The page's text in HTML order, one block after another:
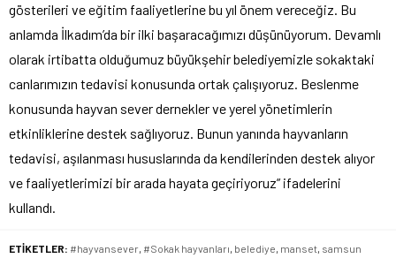
gösterileri ve eğitim faaliyetlerine bu yıl önem vereceğiz. Bu
anlamda İlkadım’da bir ilki başaracağımızı düşünüyorum. Devamlı
olarak irtibatta olduğumuz büyükşehir belediyemizle sokaktaki
canlarımızın tedavisi konusunda ortak çalışıyoruz. Beslenme
konusunda hayvan sever dernekler ve yerel yönetimlerin
etkinliklerine destek sağlıyoruz. Bunun yanında hayvanların
tedavisi, aşılanması hususlarında da kendilerinden destek alıyor
ve faaliyetlerimizi bir arada hayata geçiriyoruz” ifadelerini
kullandı.
ETİKETLER: #hayvansever, #Sokak hayvanları, belediye, manset, samsun